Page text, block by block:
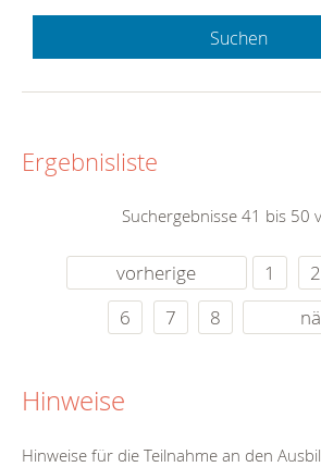
Suchen
Ergebnisliste
Suchergebnisse 41 bis 50
vorherige 1 2
6
7 8
Hinweise
Hinweise für die Teilnahme an den